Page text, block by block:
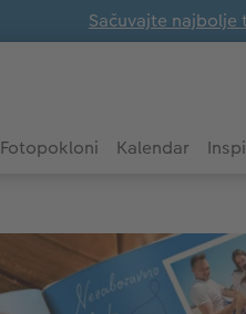
Sačuvajte
Fotopokloni Kalendar